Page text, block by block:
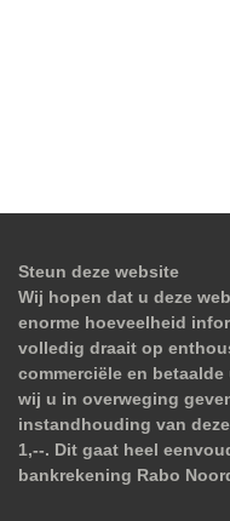
Steun deze website
Wij hopen dat u deze
enorme hoeveelheid
volledig draait op
commerciële en
wij u in overweging
instandhouding van
1,--. Dit gaat heel
bankrekening Rabo